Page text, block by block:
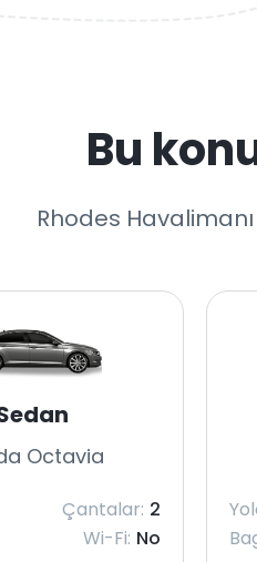
Bu
Rhodes
Octavia
Çantalar: 2
Wi-Fi: No